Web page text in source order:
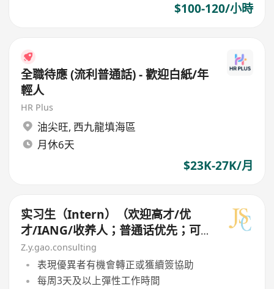
$100-120/小時
全職待應 (流利普通話) - 歡迎白紙/年
輕人
HR Plus
油尖旺, 西九龍填海區
月休6天
$23K-27K/月
实习生（Intern）（欢迎高才/优
才/IANG/收养人；普通话优先；可
转正/续签）
Z.y.gao.consulting
表現優異者有機會轉正或獲續簽協助
每周3天及以上彈性工作時間